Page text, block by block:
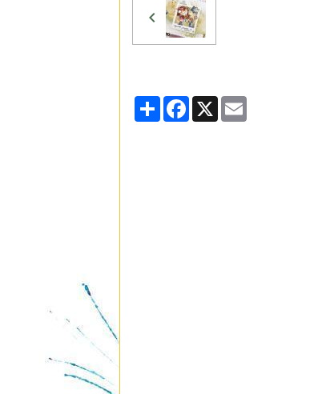
PartagerFacebook
X